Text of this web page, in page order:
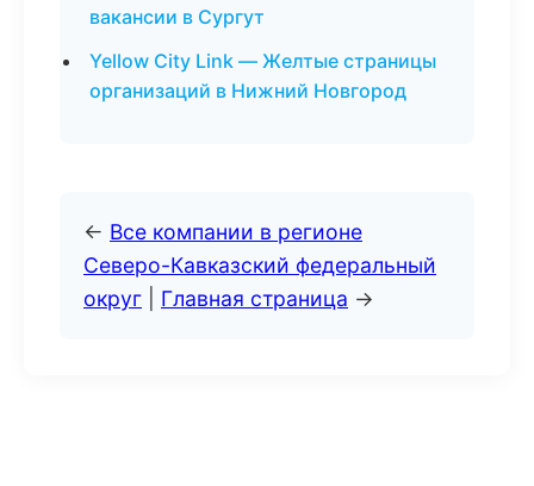
вакансии в Сургут
Yellow City Link — Желтые страницы
организаций в Нижний Новгород
← Все компании в регионе
Северо-Кавказский федеральный
округ
Главная страница →